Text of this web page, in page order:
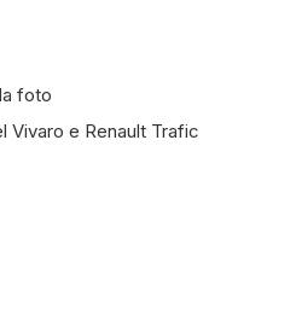
foto
Vivaro e Renault Trafic